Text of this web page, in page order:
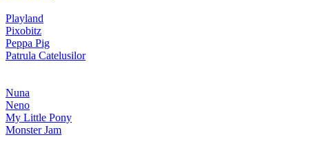
Playland
Pixobitz
Peppa Pig
Patrula Catelusilor
Nuna
Neno
My Little Pony
Monster Jam